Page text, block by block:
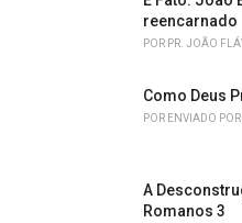
reencarnado
POR PR. JOÃO
Como Deus
POR ENVIADO POR
A
Romanos 3